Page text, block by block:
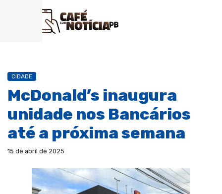
CIDADE
McDonald’s inaugura
unidade nos Bancários
até a próxima semana
15 de abril de 2025